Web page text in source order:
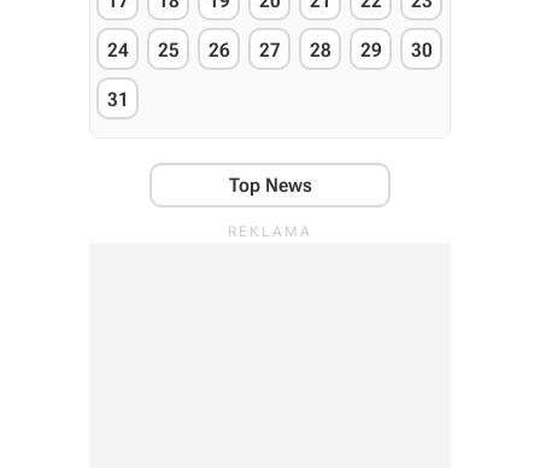
24 25 26 27 28 29 30
31
Top News